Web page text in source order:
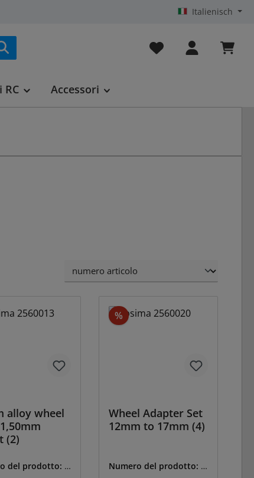
Italienisch
Hai 0 articoli nella
RC Accessori
alloy wheel
(2)
del prodotto: A
% Sconto
Wheel Adapter Set
12mm to 17mm (4)
Numero del prodotto: A